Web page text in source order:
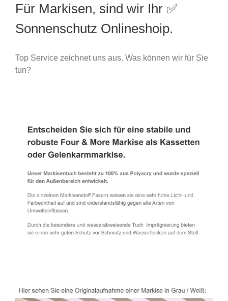
Für Markisen, sind wir Ihr ✅
Sonnenschutz Onlineshoip.
Top Service zeichnet uns aus. Was können wir für Sie
tun?